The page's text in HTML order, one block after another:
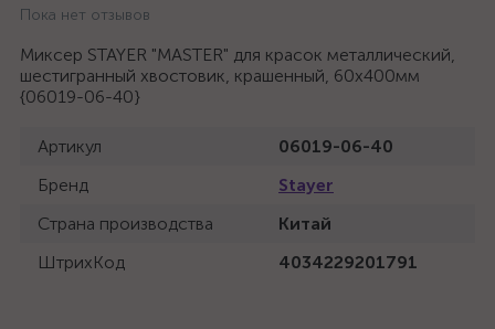
Пока нет отзывов
Миксер STAYER "MASTER" для красок металлический,
шестигранный хвостовик, крашенный, 60х400мм
{06019-06-40}
Артикул
06019-06-40
Бренд
Stayer
Страна производства
Китай
ШтрихКод
4034229201791